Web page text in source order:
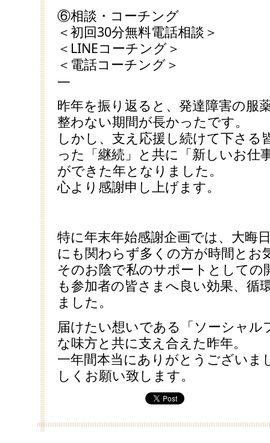
⑥相談・コーチング
＜初回30分無料電話相談＞
＜LINEコーチング＞
＜電話コーチング＞
—
昨年を振り返ると、発達障害の服
整わない期間が長かったです。
しかし、支え応援し続けて下さる
った「継続」と共に「新しいお仕
ができた年となりました。
心より感謝申し上げます。
特に年末年始感謝企画では、大晦
にも関わらず多くの方が時間とお
そのお陰で私のサポートとして
も参加者の皆さまへ良い効果、循
ました。
届けたい想いである「ソーシャル
な味方と共に支え合えた昨年。
一年間本当にありがとうございま
しくお願い致します。